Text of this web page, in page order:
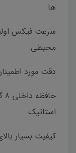
ها
محیطی
دقت مورد اطمینان تا 99.9 درصد در
استاتیک
کیفیت بسیار